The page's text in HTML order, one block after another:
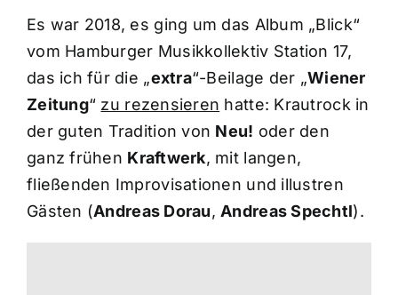
Es war 2018, es ging um das Album „Blick“
vom Hamburger Musikkollektiv Station 17,
das ich für die „extra“-Beilage der „Wiener
Zeitung“ zu rezensieren hatte: Krautrock in
der guten Tradition von Neu! oder den
ganz frühen Kraftwerk, mit langen,
fließenden Improvisationen und illustren
Gästen (Andreas Dorau, Andreas Spechtl).